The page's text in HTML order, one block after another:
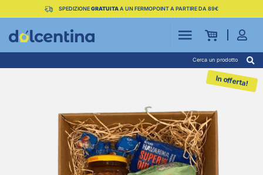
SPEDIZIONEGRATUITAA UN FERMOPOINT A PARTIRE DA 89€
Cerca un prodotto
In offerta!